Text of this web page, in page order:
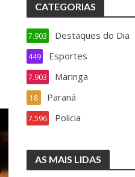
CATEGORIAS
Destaques do Dia
7.903
Esportes
449
Maringa
7.903
Paraná
18
Policia
7.596
AS MAIS LIDAS